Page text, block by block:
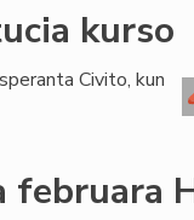
kurso
Civito, kun
februara